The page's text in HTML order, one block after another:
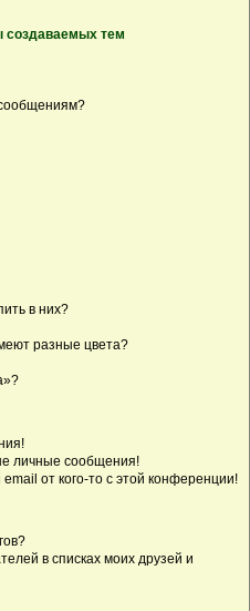
создаваемых тем
в них?
разные цвета?
личные сообщения!
от кого-то с этой конференции!
в списках моих друзей и